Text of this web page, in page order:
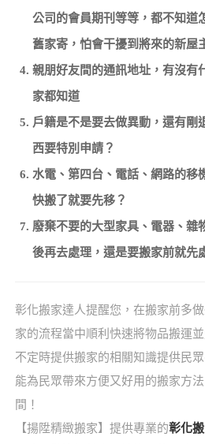
公司的會員期刊等等，都不知道
舊家寄，怕會干擾到將來的新屋
親朋好友間的通訊地址，有沒有
家都知道
戶籍是不是要去做異動，還有剛
西要特別申請？
水電、第四台、電話、網路的移
快搬了就要先移？
廢棄不要的大型家具、電器、雜
後再去處理，還是要搬家前就先
彰化搬家達人提醒您，在搬家前多
家的流程當中順利快速將物品搬運
不定時提供搬家的相關知識提供民
能為民眾帶來方便又好用的搬家方
間！
【揚陞精緻搬家】提供專業的彰化